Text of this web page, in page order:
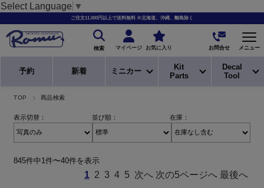
Select Language ▼
ご注文11,000円以上で送料無料 ※北海道、沖縄、離島除く
検索 マイページ お気に入り お問合せ メニュー
予約 新着 ミニカー
Kit
Parts
Decal
Tool
TOP 商品検索
表示切替： 並び順： 在庫：
845件中1件〜40件を表示
1 2 3 4 5 次へ 次の5ページへ 最後へ